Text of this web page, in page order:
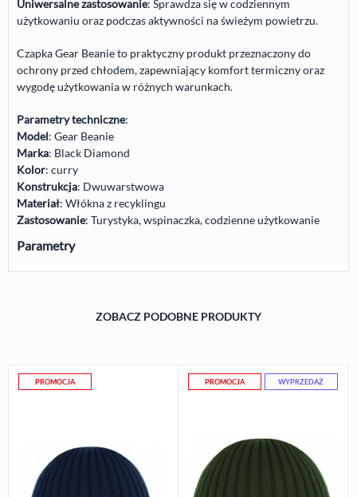
Uniwersalne zastosowanie: Sprawdza się w codziennym
użytkowaniu oraz podczas aktywności na świeżym powietrzu.
Czapka Gear Beanie to praktyczny produkt przeznaczony do
ochrony przed chłodem, zapewniający komfort termiczny oraz
wygodę użytkowania w różnych warunkach.
Parametry techniczne:
Model: Gear Beanie
Marka: Black Diamond
Kolor: curry
Konstrukcja: Dwuwarstwowa
Materiał: Włókna z recyklingu
Zastosowanie: Turystyka, wspinaczka, codzienne użytkowanie
Parametry
ZOBACZ PODOBNE PRODUKTY
PROMOCJA PROMOCJA WYPRZEDAŻ